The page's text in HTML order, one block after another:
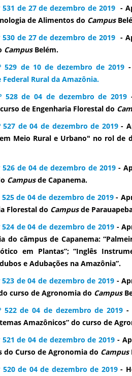
531 de 27 de dezembro de 2019 -
de Alimentos do Campus
530 de 27 de dezembro de 2019 -
CampusBelém.
529 de 10 de dezembro de 2019
Federal Rural da Amazônia.
528 de 04 de dezembro de 2019
de Engenharia Florestal do
527 de 04 de dezembro de 2019-
Meio Rural e Urbano" no rol de
526 de 04 de dezembro de 2019-
Campusde Capanema.
525 de 04 de dezembro de 2019-
Florestal do Campusde
524 de 04 de dezembro de 2019-
do câmpus de Capanema:
em Plantas”; “Inglês
e Adubações na Amazônia”.
523 de 04 de dezembro de 2019-
curso de Agronomia do Campus
522 de 04 de dezembro de 2019 -
Amazônicos” do curso de
521 de 04 de dezembro de 2019 -
do Curso de Agronomia do Campus
520 de 04 de dezembro de 2019-